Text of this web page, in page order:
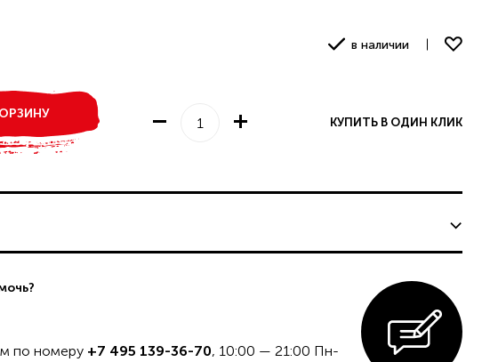
в наличии
КУПИТЬ В ОДИН КЛИК
по номеру +7 495 139-36-70, 10:00 — 21:00 Пн-